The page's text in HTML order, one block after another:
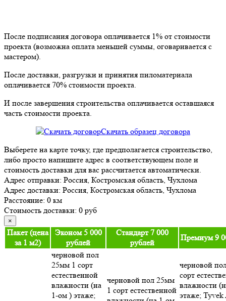
После подписания договора оплачивается 1% от стоимости
проекта (возможна оплата меньшей суммы, оговаривается с
мастером).
После доставки, разгрузки и принятия пиломатериала
оплачивается 70% стоимости проекта.
И после завершения строительства оплачивается оставшаяся
часть стоимости проекта.
Скачать образец договора
Выберете на карте точку, где предполагается строительство,
либо просто напишите адрес в соответствующем поле и
стоимость доставки для вас рассчитается автоматически.
Адрес отправки: Россия, Костромская область, Чухлома
Адрес доставки: Россия, Костромская область, Чухлома
Расстояние: 0 км
Стоимость доставки: 0 руб
×
Пакет(цена
за 1 м2)
Эконом5 000
рублей
Стандарт7 000
рублей
Премиум9
черновой пол
25мм 1 сорт
естественной
влажности (на
1-ом ) этаже;
черновой пол 25мм
1 сорт естественной
черновой
сорт
влажности
этаже;